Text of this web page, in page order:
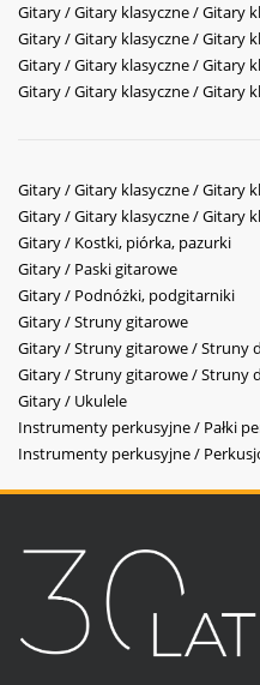
Gitary / Gitary klasyczne / Gitary
Gitary / Gitary klasyczne / Gitary
Gitary / Gitary klasyczne / Gitary
Gitary / Gitary klasyczne / Gitary
Gitary / Gitary klasyczne / Gitary
Gitary / Gitary klasyczne / Gitary
Gitary / Kostki, piórka, pazurki
Gitary / Paski gitarowe
Gitary / Podnóżki, podgitarniki
Gitary / Struny gitarowe
Gitary / Struny gitarowe / Struny
Gitary / Struny gitarowe / Struny
Gitary / Ukulele
Instrumenty perkusyjne / Pałki
Instrumenty perkusyjne /